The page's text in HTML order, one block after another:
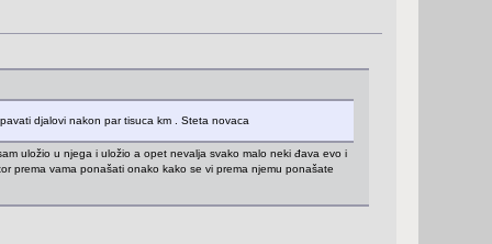
djalovi nakon par tisuca km . Steta novaca
uložio u njega i uložio a opet nevalja svako malo neki đava evo i
prema vama ponašati onako kako se vi prema njemu ponašate